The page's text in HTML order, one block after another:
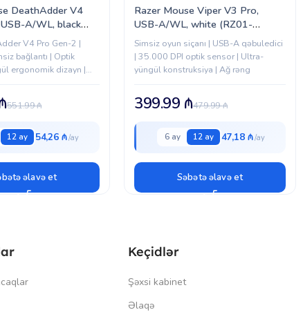
DeathAdder V4
A/WL, black
R3G1)
V4 Pro Gen-2 |
bağlantı | Optik
ergonomik dizayn |
551.99₼
12 ay 54,26 ₼
əlavə et
Razer Mouse Viper V3 Pro,
USB-A/WL, white (RZ01-
05120200-R3G1)
Simsiz oyun siçanı | USB-A qəbuledici
| 35.000 DPI optik sensor | Ultra-
yüngül konstruksiya | Ağ rəng
479.99₼
399.99 ₼
6 ay 12 ay 47,18 ₼
Səbətə əlavə et
Keçidlər
Şəxsi kabinet
Əlaqə